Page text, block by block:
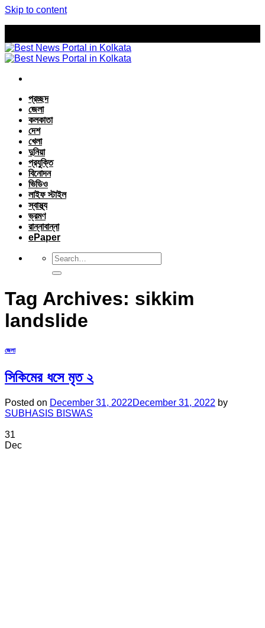
Skip to content
প্রচ্ছদ
জেলা
কলকাতা
দেশ
খেলা
দুনিয়া
প্রযুক্তি
বিনোদন
ভিডিও
লাইফ স্টাইল
স্বাস্থ্য
ভ্রমণ
রান্নাবান্না
ePaper
Tag Archives: sikkim
landslide
জেলা
সিকিমের ধসে মৃত ২
Posted on December 31, 2022December 31, 2022 by
SUBHASIS BISWAS
31
Dec